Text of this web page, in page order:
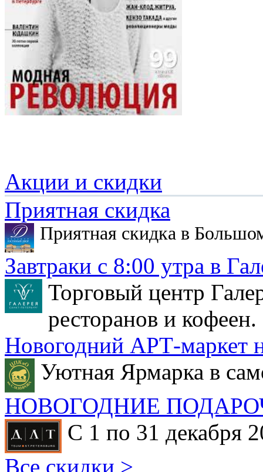
Акции и скидки
Приятная скидка
Приятная скидка в
Завтраки с 8:00 утра в
Торговый центр
ресторанов и кофеен.
Новогодний АРТ-маркет
Уютная Ярмарка в
НОВОГОДНИЕ
С 1 по 31 декабря
Все скидки >